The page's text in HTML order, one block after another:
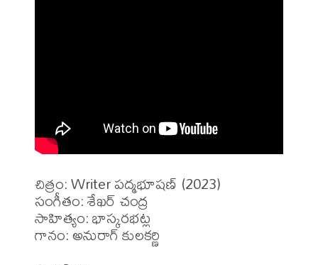
చిత్రం: Writer పద్మభూషణ్ (2023)
సంగీతం: శేఖర్ చంద్ర
సాహిత్యం: భాస్కరభట్ల
గానం: అనురాగ్ కులకర్ణి